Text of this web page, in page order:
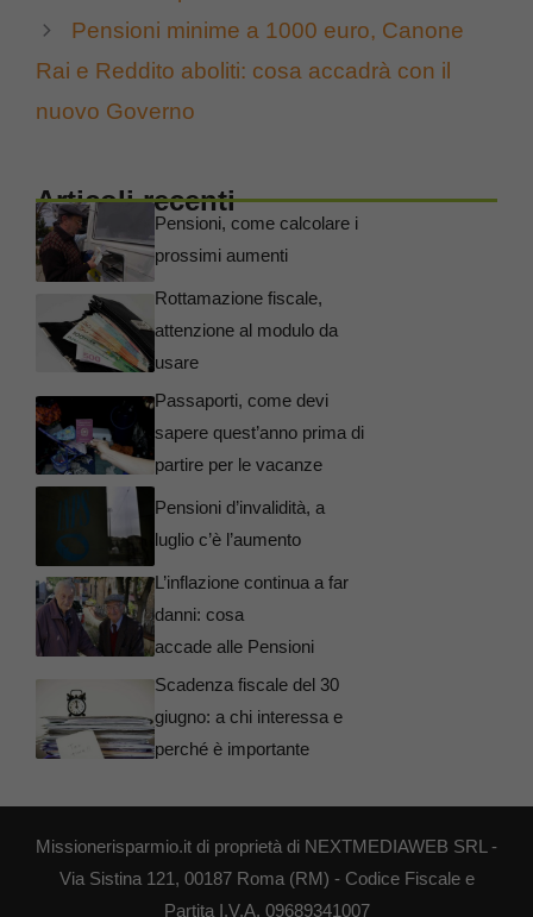
Pensioni minime a 1000 euro, Canone
Rai e Reddito aboliti: cosa accadrà con il
nuovo Governo
Articoli recenti
Pensioni, come calcolare i
prossimi aumenti
Rottamazione fiscale,
attenzione al modulo da
usare
Passaporti, come devi
sapere quest’anno prima di
partire per le vacanze
Pensioni d’invalidità, a
luglio c’è l’aumento
L’inflazione continua a far
danni: cosa
accade alle Pensioni
Scadenza fiscale del 30
giugno: a chi interessa e
perché è importante
Missionerisparmio.it di proprietà di NEXTMEDIAWEB SRL -
Via Sistina 121, 00187 Roma (RM) - Codice Fiscale e
Partita I.V.A. 09689341007